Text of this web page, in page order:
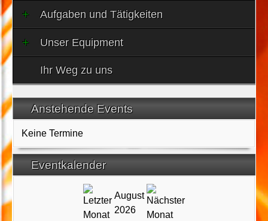
Aufgaben und Tätigkeiten
Unser Equipment
Ihr Weg zu uns
Anstehende Events
Keine Termine
Eventkalender
August
2026